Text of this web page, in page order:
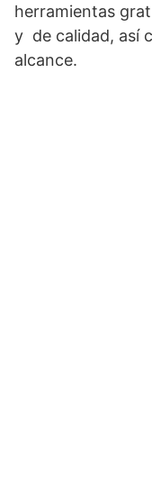
herramientas
y de calidad, así
alcance.